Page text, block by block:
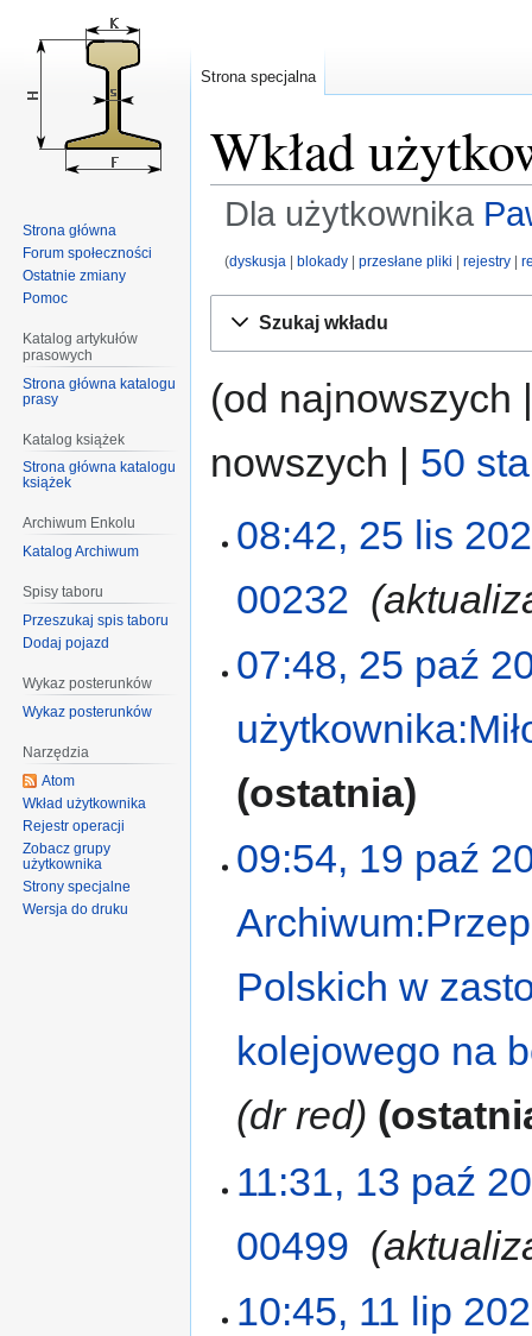
Wkład
Dla użytkownika
dyskusja blokady przesłane pliki rejestry
Szukaj wkładu
(od najnowszych
nowszych | 50
08:42, 25 lis
00232
07:48, 25 paź
ostatnia
09:54, 19 paź
Polskich w
kolejowego na
dr red
11:31, 13 paź
00499
10:45, 11 lip
Strona specjalna
Strona główna
Forum społeczności
Ostatnie zmiany
Pomoc
Katalog artykułów
prasowych
Strona główna katalogu
prasy
Katalog książek
Strona główna katalogu
książek
Archiwum Enkolu
Katalog Archiwum
Spisy taboru
Przeszukaj spis taboru
Dodaj pojazd
Wykaz posterunków
Wykaz posterunków
Narzędzia
Atom
Wkład użytkownika
Rejestr operacji
Zobacz grupy
użytkownika
Strony specjalne
Wersja do druku